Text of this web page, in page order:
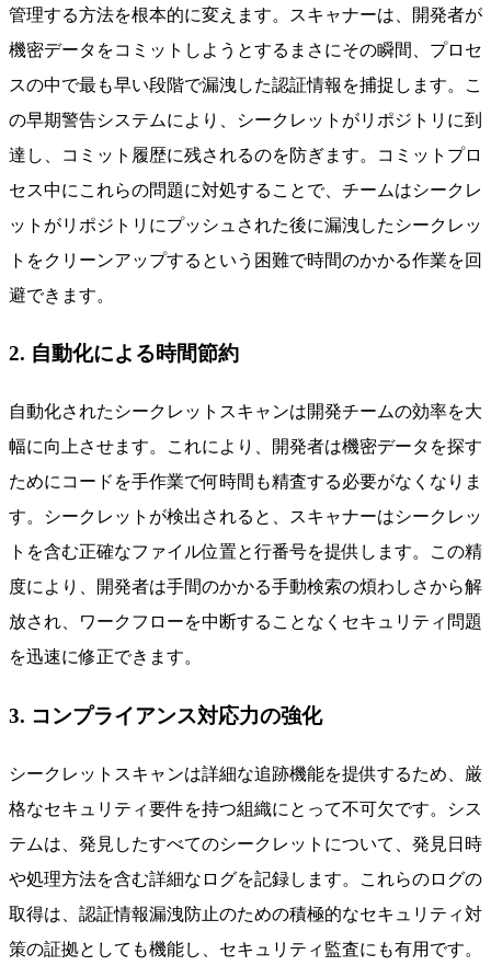
管理する方法を根本的に変えます。スキャナーは、開発者が
機密データをコミットしようとするまさにその瞬間、プロセ
スの中で最も早い段階で漏洩した認証情報を捕捉します。こ
の早期警告システムにより、シークレットがリポジトリに到
達し、コミット履歴に残されるのを防ぎます。コミットプロ
セス中にこれらの問題に対処することで、チームはシークレ
ットがリポジトリにプッシュされた後に漏洩したシークレッ
トをクリーンアップするという困難で時間のかかる作業を回
避できます。
2. 自動化による時間節約
自動化されたシークレットスキャンは開発チームの効率を大
幅に向上させます。これにより、開発者は機密データを探す
ためにコードを手作業で何時間も精査する必要がなくなりま
す。シークレットが検出されると、スキャナーはシークレッ
トを含む正確なファイル位置と行番号を提供します。この精
度により、開発者は手間のかかる手動検索の煩わしさから解
放され、ワークフローを中断することなくセキュリティ問題
を迅速に修正できます。
3. コンプライアンス対応力の強化
シークレットスキャンは詳細な追跡機能を提供するため、厳
格なセキュリティ要件を持つ組織にとって不可欠です。シス
テムは、発見したすべてのシークレットについて、発見日時
や処理方法を含む詳細なログを記録します。これらのログの
取得は、認証情報漏洩防止のための積極的なセキュリティ対
策の証拠としても機能し、セキュリティ監査にも有用です。